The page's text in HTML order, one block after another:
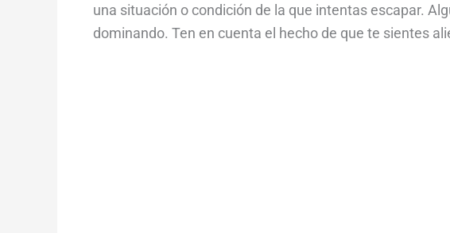
una situación o condición de la que intentas escapar.
dominando. Ten en cuenta el hecho de que te sientes